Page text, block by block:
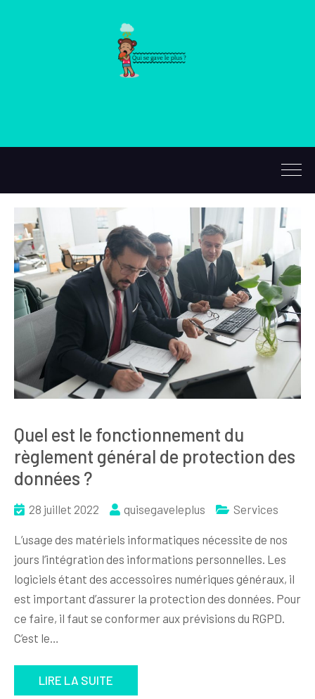
Quel est le fonctionnement du
règlement général de protection des
données ?
28 juillet 2022 quisegaveleplus Services
L’usage des matériels informatiques nécessite de nos
jours l’intégration des informations personnelles. Les
logiciels étant des accessoires numériques généraux, il
est important d’assurer la protection des données. Pour
ce faire, il faut se conformer aux prévisions du RGPD.
C’est le…
LIRE LA SUITE